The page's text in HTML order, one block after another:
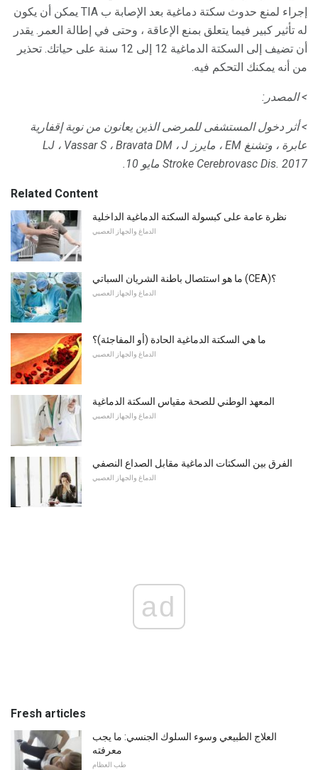
إجراء لمنع حدوث سكتة دماغية بعد الإصابة ب TIA يمكن أن يكون
له تأثير كبير فيما يتعلق بمنع الإعاقة ، وحتى في إطالة العمر. يقدر
أن تضيف إلى السكتة الدماغية 12 إلى 12 سنة على حياتك. تحذير
من أنه يمكنك التحكم فيه.
> المصدر:
> أثر دخول المستشفى للمرضى الذين يعانون من نوبة إقفارية
عابرة ، وتشنغ EM ، مايرز LJ ، Vassar S ، Bravata DM ، J
Stroke Cerebrovasc Dis. 2017 مايو 10.
Related Content
نظرة عامة على كبسولة السكتة الدماغية الداخلية
الدماغ والجهاز العصبي
ما هو استئصال باطنة الشريان السباتي (CEA)؟
الدماغ والجهاز العصبي
ما هي السكتة الدماغية الحادة (أو المفاجئة)؟
الدماغ والجهاز العصبي
المعهد الوطني للصحة مقياس السكتة الدماغية
الدماغ والجهاز العصبي
الفرق بين السكتات الدماغية مقابل الصداع النصفي
الدماغ والجهاز العصبي
ad
Fresh articles
العلاج الطبيعي وسوء السلوك الجنسي: ما يجب
معرفته
طب العظام